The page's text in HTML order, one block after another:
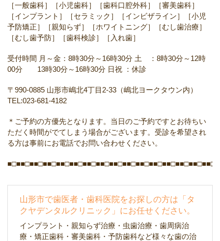
［一般歯科］［小児歯科］［歯科口腔外科］［審美歯科］
［インプラント］［セラミック］［インビザライン］［小児
予防矯正］［親知らず］［ホワイトニング］［むし歯治療］
［むし歯予防］［歯科検診］［入れ歯］
受付時間 月～金：8時30分～16時30分 土 ：8時30分～12時
00分 13時30分～16時30分 日祝 ：休診
〒990-0885 山形市嶋北4丁目2-33（嶋北ヨークタウン内）
TEL:023-681-4182
＊ご予約の方優先となります。当日のご予約ですとお待ちい
ただく時間がでてしまう場合がございます。受診を希望され
る方は事前にお電話でお問い合わせください。
山形市で歯医者・歯科医院をお探しの方は「タ
クヤデンタルクリニック」にお任せください。
インプラント・親知らず治療・虫歯治療・歯周病治
療・矯正歯科・審美歯科・予防歯科など様々な歯の治